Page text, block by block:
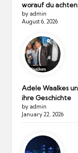
worauf du
by admin
August 6, 2026
Adele Waalkes
ihre Geschichte
by admin
January 22, 2026